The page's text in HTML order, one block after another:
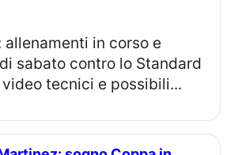
sabato contro lo Standard
tecnici e possibili...